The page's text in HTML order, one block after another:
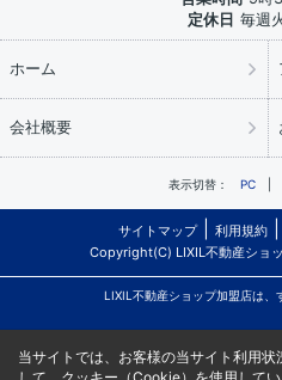
定休日 毎週
ホーム
会社概要
表示切替： PC
サイトマップ 利用規約
Copyright(C) LIXIL不動産ショ
LIXIL不動産ショップ加盟店は、
当サイトでは、お客様の当サイト利用